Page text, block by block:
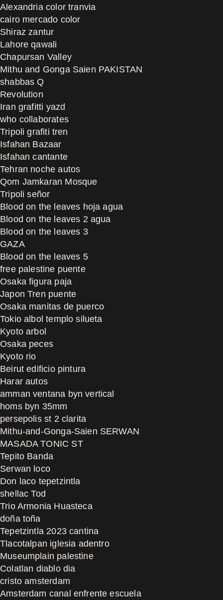
Alexandria color tranvia
cairo mercado color
Shiraz zantur
Lahore qawali
Chapursan Valley
Mithu and Gonga Saien PAKISTAN
shabbas Q
Revolution
Iran grafitti yazd
who collaborates
Tripoli grafiti tren
Isfahan Bazaar
Isfahan cantante
Tehran noche autos
Qom Jamkaran Mosque
Tripoli señor
Blood on the leaves hoja agua
Blood on the leaves 2 agua
Blood on the leaves 3
GAZA
Blood on the leaves 5
free palestine puente
Osaka figura paja
Japon Tren puente
Osaka manitas de puerco
Tokio albol templo silueta
Kyoto arbol
Osaka peces
Kyoto rio
Beirut edificio pintura
Harar autos
amman ventana byn vertical
homs byn 35mm
persepolis st 2 clarita
Mithu-and-Gonga-Saien SERWAN
MASADA TONIC ST
Tepito Banda
Serwan loco
Don laco tepetzintla
shellac Tod
Trio Armonia Huasteca
doña toña
Tepetzintla 2023 cantina
Tlacotalpan iglesia adentro
Museumplain palestine
Colatlan diablo dia
cristo amsterdam
Amsterdam canal enfrente escuela